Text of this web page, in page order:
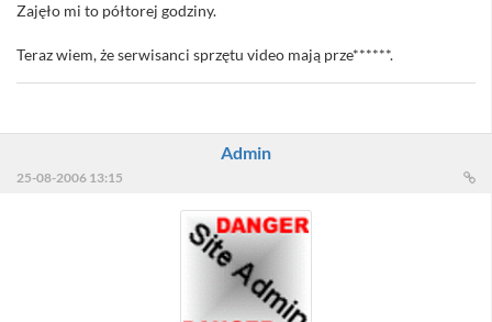
Zajęło mi to półtorej godziny.
Teraz wiem, że serwisanci sprzętu video mają prze******.
Admin
25-08-2006 13:15